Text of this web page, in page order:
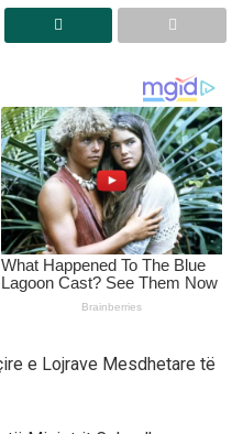
e Lojrave Mesdhetare të